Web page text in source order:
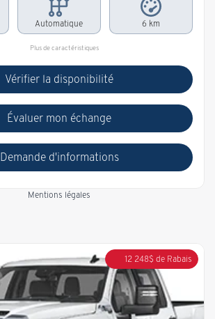
Automatique 6 km
Plus de caractéristiques
Vérifier la disponibilité
Évaluer mon échange
Demande d'informations
Mentions légales
12 248$ de Rabais